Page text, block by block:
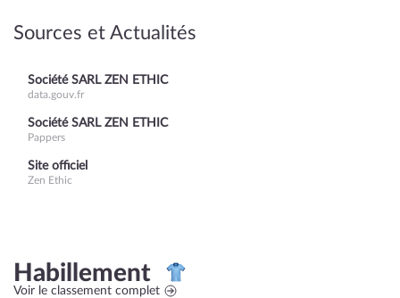
Sources et Actualités
Société SARL ZEN ETHIC
data.gouv.fr
Société SARL ZEN ETHIC
Pappers
Site officiel
Zen Ethic
Habillement
Voir le classement complet